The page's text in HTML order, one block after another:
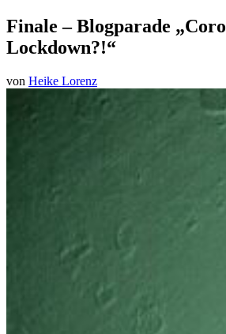
Finale – Blogparade
Lockdown?!“
von Heike Lorenz